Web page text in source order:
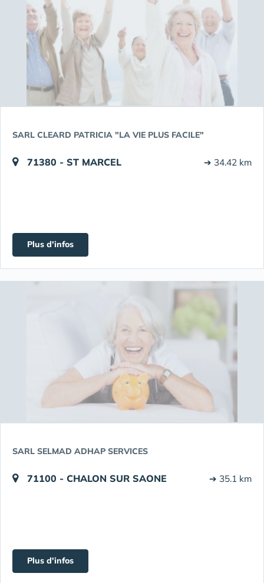
SARL CLEARD PATRICIA "LA VIE PLUS FACILE"
71380 - ST MARCEL ➔ 34.42 km
Plus d'infos
SARL SELMAD ADHAP SERVICES
71100 - CHALON SUR SAONE ➔ 35.1 km
Plus d'infos